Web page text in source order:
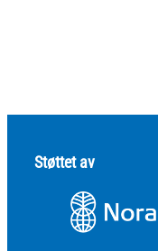
Støttet av